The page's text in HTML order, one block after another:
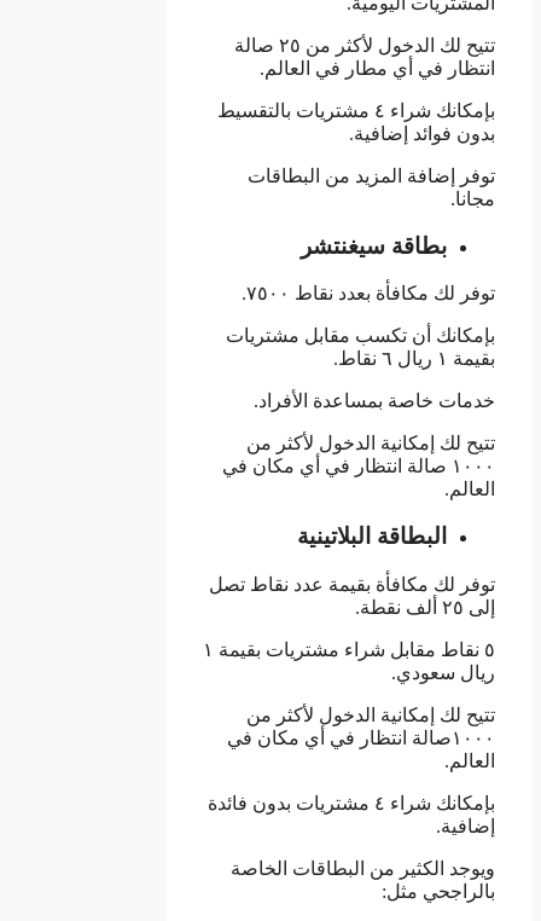
تتيح لك الدخول لأكثر من ٢٥ صالة
انتظار في أي مطار في العالم.
بإمكانك شراء ٤ مشتريات بالتقسيط
بدون فوائد إضافية.
توفر إضافة المزيد من البطاقات
مجانا.
بطاقة سيغنتشر
توفر لك مكافأة بعدد نقاط ٧٥٠٠.
بإمكانك أن تكسب مقابل مشتريات
بقيمة ١ ريال ٦ نقاط.
خدمات خاصة بمساعدة الأفراد.
تتيح لك إمكانية الدخول لأكثر من
١٠٠٠ صالة انتظار في أي مكان في
العالم.
البطاقة البلاتينية
توفر لك مكافأة بقيمة عدد نقاط تصل
إلى ٢٥ ألف نقطة.
٥ نقاط مقابل شراء مشتريات بقيمة ١
ريال سعودي.
تتيح لك إمكانية الدخول لأكثر من
١٠٠٠صالة انتظار في أي مكان في
العالم.
بإمكانك شراء ٤ مشتريات بدون فائدة
إضافية.
ويوجد الكثير من البطاقات الخاصة
بالراجحي مثل: